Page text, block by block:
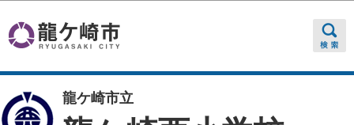
龍ケ崎市立